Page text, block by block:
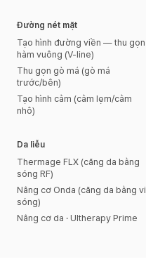
Đường nét mặt
Tạo hình đường viền — thu gọn
hàm vuông (V-line)
Thu gọn gò má (gò má
trước/bên)
Tạo hình cằm (cằm lẹm/cằm
nhô)
Da liễu
Thermage FLX (căng da bằng
sóng RF)
Nâng cơ Onda (căng da bằng vi
sóng)
Nâng cơ da · Ultherapy Prime